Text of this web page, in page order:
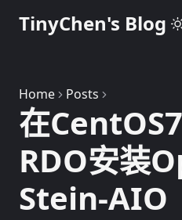
TinyChen's Blog
Home Posts
在
RDO安装
Stein-AIO